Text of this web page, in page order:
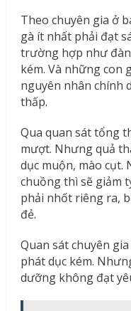
Theo chuyên gia ở
gà ít nhất phải đạt
trường hợp như
kém. Và những con
nguyên nhân chính
thấp.
Qua quan sát tổng
mượt. Nhưng quả
dục muộn, mào cụt.
chuồng thì sẽ giảm
phải nhốt riêng ra,
đẻ.
Quan sát chuyên
phát dục kém.
dưỡng không đạt